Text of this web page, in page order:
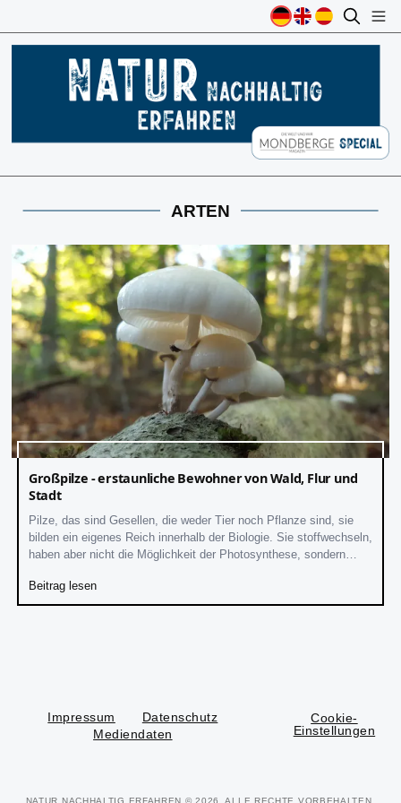
ARTEN
Großpilze - erstaunliche Bewohner von Wald, Flur und
Stadt
Pilze, das sind Gesellen, die weder Tier noch Pflanze sind, sie
bilden ein eigenes Reich innerhalb der Biologie. Sie stoffwechseln,
haben aber nicht die Möglichkeit der Photosynthese, sondern
Beitrag lesen
Impressum
Datenschutz
Mediendaten
Cookie-
Einstellungen
NATUR NACHHALTIG ERFAHREN © 2026. ALLE RECHTE VORBEHALTEN.